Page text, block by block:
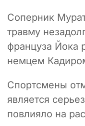
Соперник
травму
француза Йока
немцем
Спортсмены
является
повлияло на